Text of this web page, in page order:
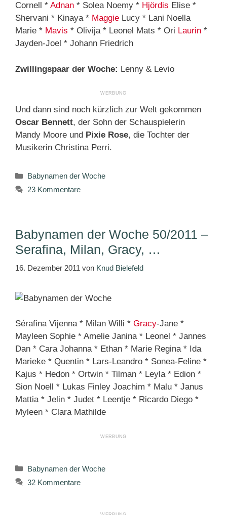
Cornell * Adnan * Solea Noemy * Hjördis Elise *
Shervani * Kinaya * Maggie Lucy * Lani Noella
Marie * Mavis * Olivija * Leonel Mats * Ori Laurin *
Jayden-Joel * Johann Friedrich
Zwillingspaar der Woche: Lenny & Levio
Und dann sind noch kürzlich zur Welt gekommen
Oscar Bennett, der Sohn der Schauspielerin
Mandy Moore und Pixie Rose, die Tochter der
Musikerin Christina Perri.
Kategorien
Babynamen der Woche
23 Kommentare
Babynamen der Woche 50/2011 –
Serafina, Milan, Gracy, …
16. Dezember 2011 von Knud Bielefeld
Sérafina Vijenna * Milan Willi * Gracy-Jane *
Mayleen Sophie * Amelie Janina * Leonel * Jannes
Dan * Cara Johanna * Ethan * Marie Regina * Ida
Marieke * Quentin * Lars-Leandro * Sonea-Feline *
Kajus * Hedon * Ortwin * Tilman * Leyla * Edion *
Sion Noell * Lukas Finley Joachim * Malu * Janus
Mattia * Jelin * Judet * Leentje * Ricardo Diego *
Myleen * Clara Mathilde
Kategorien
Babynamen der Woche
32 Kommentare